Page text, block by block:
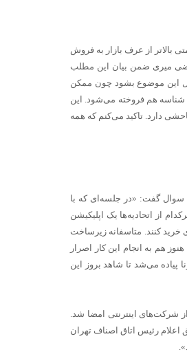
بالاتر از عرف بازار به فروش
میری ضمن بیان این مطلب
حال این موضوع بشود چون ممکن
شناسه هم فروخته می‌شود. این
دارد. تاکید می‌کنم که همه
سوال گفت: «در جلسه‌ای که با
از اتحادیه‌ها یک اپلیکیشن
خرید کنند. متاسفانه زیرساخت
هم به انجام این کار اصرار
پیاده می‌شد تا شاهد بروز این
شرکت‌های اینترنتی امضا شد.
رئیس اتاق اصناف تهران